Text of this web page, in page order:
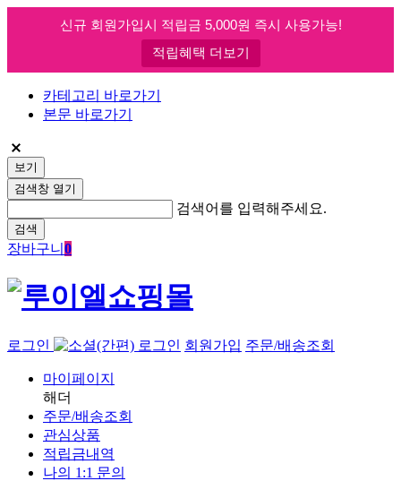
신규 회원가입시 적립금 5,000원 즉시 사용가능!
적립혜택 더보기
카테고리 바로가기
본문 바로가기
보기
검색창 열기
검색어를 입력해주세요.
검색
장바구니 0
로그인 회원가입 주문/배송조회
마이페이지
해더
주문/배송조회
관심상품
적립금내역
나의 1:1 문의